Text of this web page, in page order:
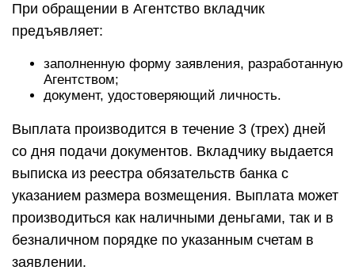
При обращении в Агентство вкладчик
предъявляет:
заполненную форму заявления, разработанную
Агентством;
документ, удостоверяющий личность.
Выплата производится в течение 3 (трех) дней
со дня подачи документов. Вкладчику выдается
выписка из реестра обязательств банка с
указанием размера возмещения. Выплата может
производиться как наличными деньгами, так и в
безналичном порядке по указанным счетам в
заявлении.